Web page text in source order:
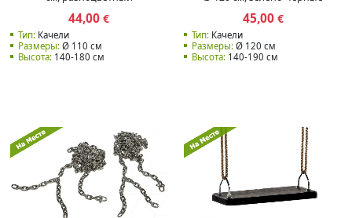
44,00 €
Тип:Качели
Размеры:Ø 110 см
Высота:140-180 см
45,00€
Тип: Качели
Размеры: Ø 120 см
Высота: 140-190 см